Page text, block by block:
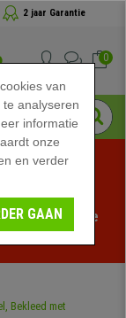
2 jaar Garantie
0
tijd - Bekijk de
van
analyseren
informatie
onze
en verder
GAAN